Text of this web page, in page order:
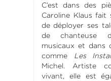
C’est dans des
Caroline Klaus fait
de déployer ses
de chanteuse
musicaux et dans
comme Les
Michel. Artiste
vivant, elle est